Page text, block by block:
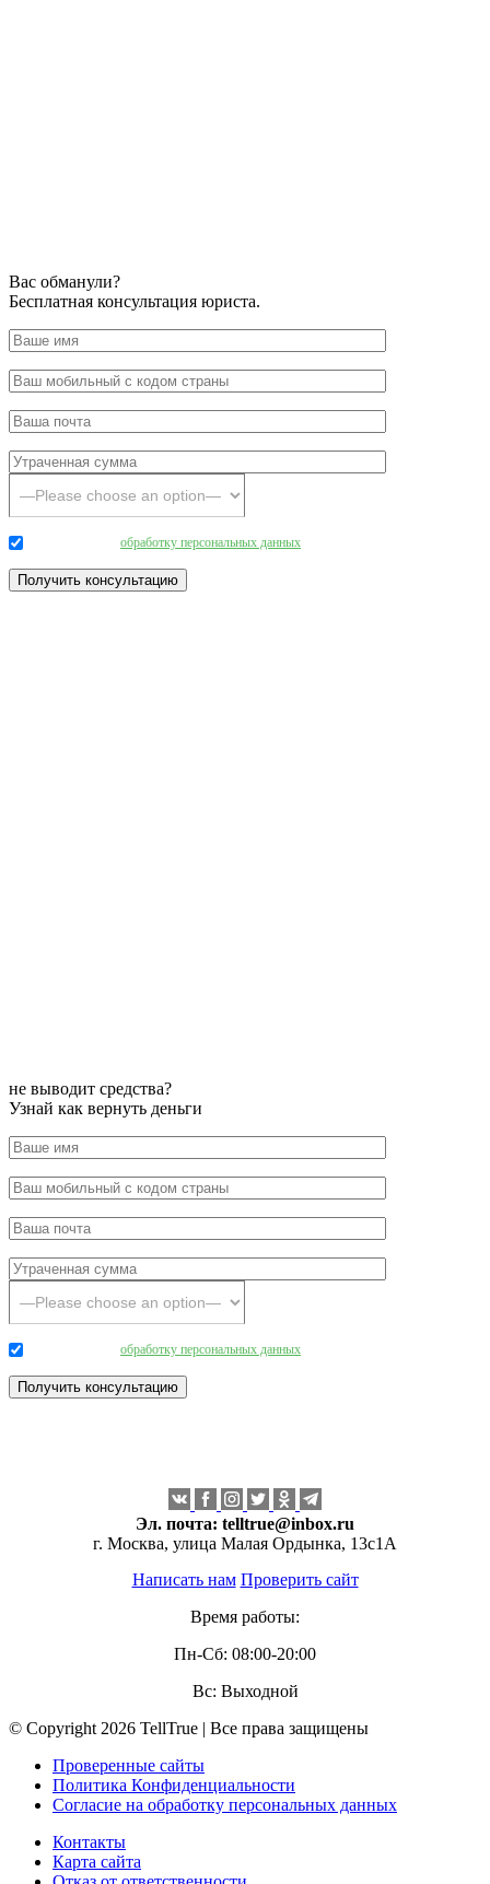
Вас обманули?
Бесплатная консультация юриста.
обработку персональных данных
не выводит средства?
Узнай как вернуть деньги
обработку персональных данных
Эл. почта: telltrue@inbox.ru
г. Москва, улица Малая Ордынка, 13с1А
Написать нам Проверить сайт
Время работы:
Пн-Сб: 08:00-20:00
Вс: Выходной
© Copyright 2026 TellTrue | Все права защищены
Проверенные сайты
Политика Конфиденциальности
Согласие на обработку персональных данных
Контакты
Карта сайта